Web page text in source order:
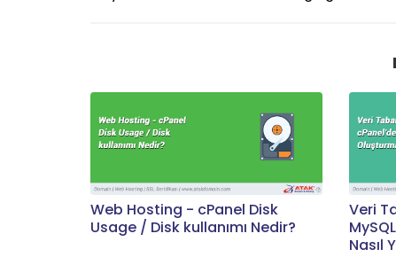
Web Hosting - cPanel Disk
Usage / Disk kullanımı Nedir?
Veri
Nasıl